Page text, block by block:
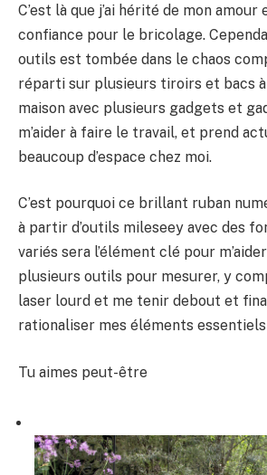
C’est là que j’ai hérité de mon amour
confiance pour le bricolage.
outils est tombée dans le chaos
réparti sur plusieurs tiroirs et bacs
maison avec plusieurs gadgets et
m’aider à faire le travail, et prend
beaucoup d’espace chez moi.
C’est pourquoi ce brillant ruban
à partir d’outils mileseey avec des
variés sera l’élément clé pour
plusieurs outils pour mesurer, y
laser lourd et me tenir debout et
rationaliser mes éléments
Tu aimes peut-être